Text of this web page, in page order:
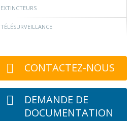
EXTINCTEURS
TÉLÉSURVEILLANCE
CONTACTEZ-NOUS
DEMANDE DE
DOCUMENTATION